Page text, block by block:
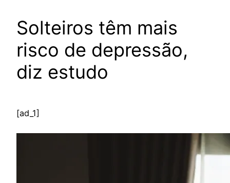
Solteiros têm mais
risco de depressão,
diz estudo
[ad_1]